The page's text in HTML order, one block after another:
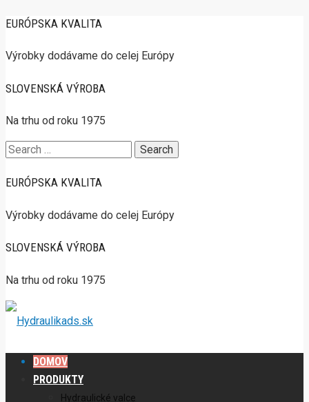
EURÓPSKA KVALITA
Výrobky dodávame do celej Európy
SLOVENSKÁ VÝROBA
Na trhu od roku 1975
Search
EURÓPSKA KVALITA
Výrobky dodávame do celej Európy
SLOVENSKÁ VÝROBA
Na trhu od roku 1975
DOMOV
PRODUKTY
Hydraulické valce